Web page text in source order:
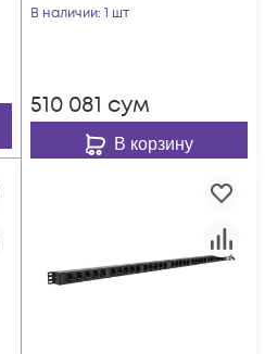
800мм, ИБП серии
В наличии: 1 шт
510 081 сум
В корзину